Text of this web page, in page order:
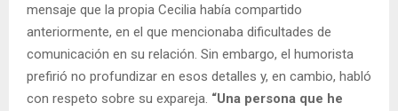
mensaje que la propia Cecilia había compartido
anteriormente, en el que mencionaba dificultades de
comunicación en su relación. Sin embargo, el humorista
prefirió no profundizar en esos detalles y, en cambio, habló
con respeto sobre su expareja. “Una persona que he